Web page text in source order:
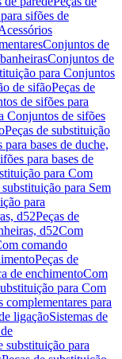
sifões de
Conjuntos de
Conjuntos de
para Conjuntos
de sifãoPeças de
de sifões para
Conjuntos de sifões
Peças de substituição
bases de duche,
para bases de
para Com
substituição para Sem
para
d52Peças de
d52Com
comando
Peças de
de enchimentoCom
para Com
complementares para
ligaçãoSistemas de
substituição para